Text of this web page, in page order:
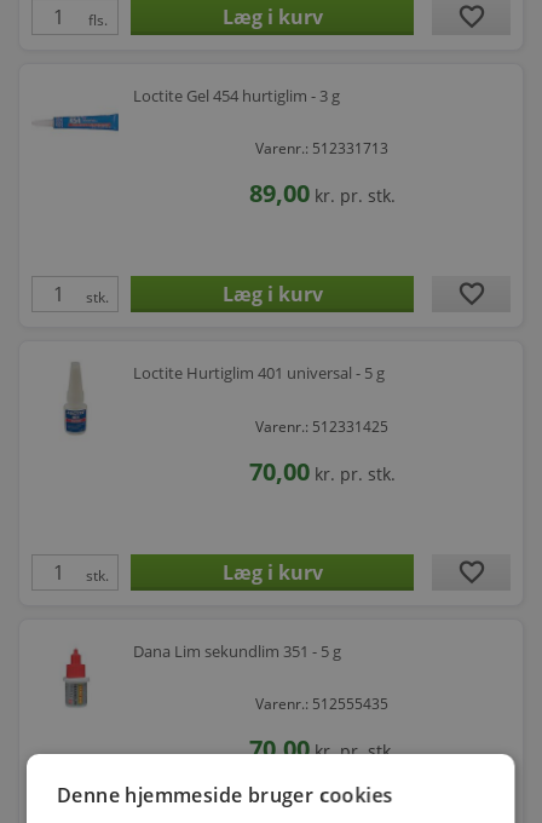
fls. favorite
Loctite Gel 454 hurtiglim - 3 g
Varenr.: 512331713
89,00 kr. pr. stk.
stk. favorite
Loctite Hurtiglim 401 universal - 5 g
Varenr.: 512331425
70,00 kr. pr. stk.
stk. favorite
Dana Lim sekundlim 351 - 5 g
Varenr.: 512555435
70,00 kr.pr. stk.
Denne hjemmeside bruger cookies